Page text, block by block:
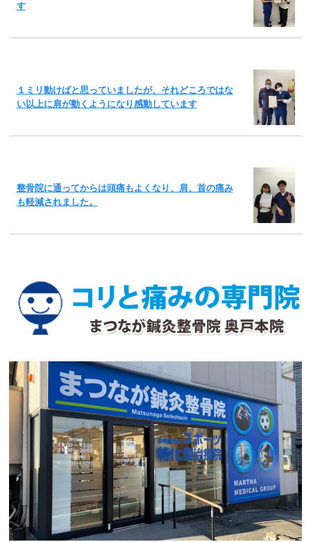
す
１ミリ動けばと思っていましたが、それどころではな
い以上に肩が動くようになり感動しています
整骨院に通ってからは頭痛もよくなり、肩、首の痛み
も軽減されました。